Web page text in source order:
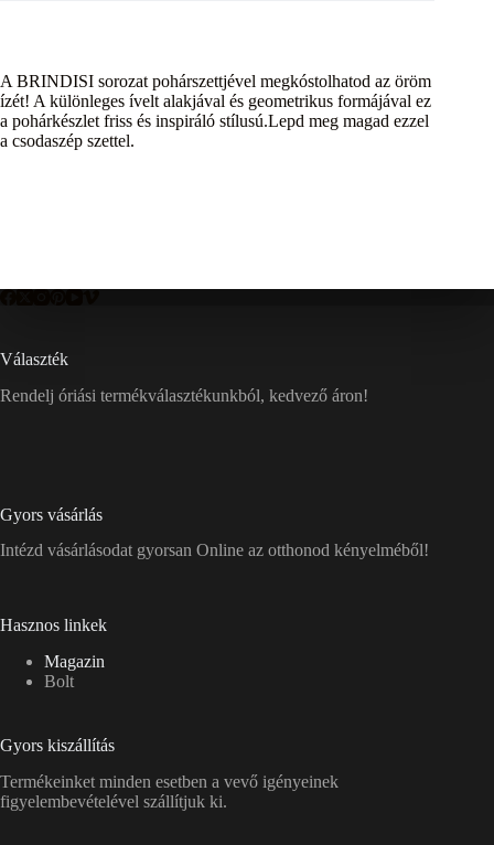
A BRINDISI sorozat pohárszettjével megkóstolhatod az öröm
ízét! A különleges ívelt alakjával és geometrikus formájával ez
a pohárkészlet friss és inspiráló stílusú.Lepd meg magad ezzel
a csodaszép szettel.
Választék
Rendelj óriási termékválasztékunkból, kedvező áron!
Gyors vásárlás
Intézd vásárlásodat gyorsan Online az otthonod kényelméből!
Hasznos linkek
Magazin
Bolt
Gyors kiszállítás
Termékeinket minden esetben a vevő igényeinek
figyelembevételével szállítjuk ki.